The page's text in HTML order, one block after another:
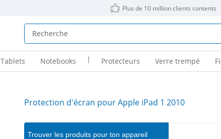
Plus de 10 million clients contents
Tablets Notebooks | Protecteurs Verre trempé
Protection d'écran pour Apple iPad 1 2010
Trouver les produits pour ton appareil